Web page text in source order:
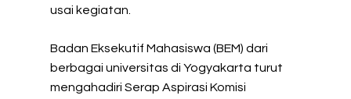
usai kegiatan.
Badan Eksekutif Mahasiswa (BEM) dari
berbagai universitas di Yogyakarta turut
mengahadiri Serap Aspirasi Komisi